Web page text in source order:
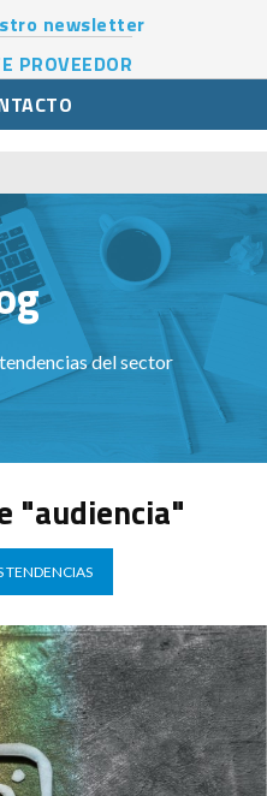
newsletter
PROVEEDOR
del sector
"audiencia"
TENDENCIAS